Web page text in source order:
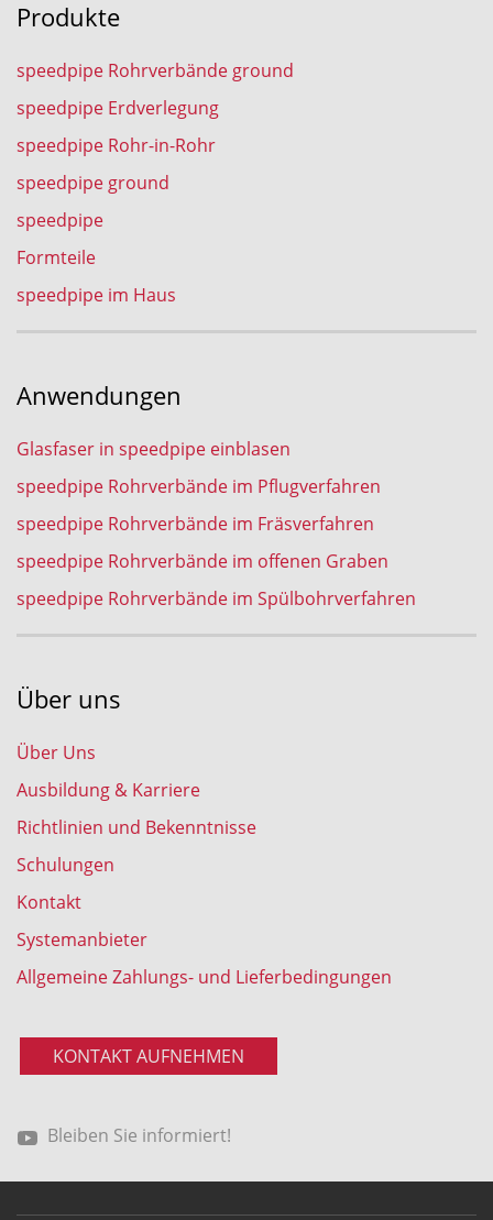
Produkte
speedpipe Rohrverbände ground
speedpipe Erdverlegung
speedpipe Rohr-in-Rohr
speedpipe ground
speedpipe
Formteile
speedpipe im Haus
Anwendungen
Glasfaser in speedpipe einblasen
speedpipe Rohrverbände im Pflugverfahren
speedpipe Rohrverbände im Fräsverfahren
speedpipe Rohrverbände im offenen Graben
speedpipe Rohrverbände im Spülbohrverfahren
Über uns
Über Uns
Ausbildung & Karriere
Richtlinien und Bekenntnisse
Schulungen
Kontakt
Systemanbieter
Allgemeine Zahlungs- und Lieferbedingungen
KONTAKT AUFNEHMEN
Bleiben Sie informiert!